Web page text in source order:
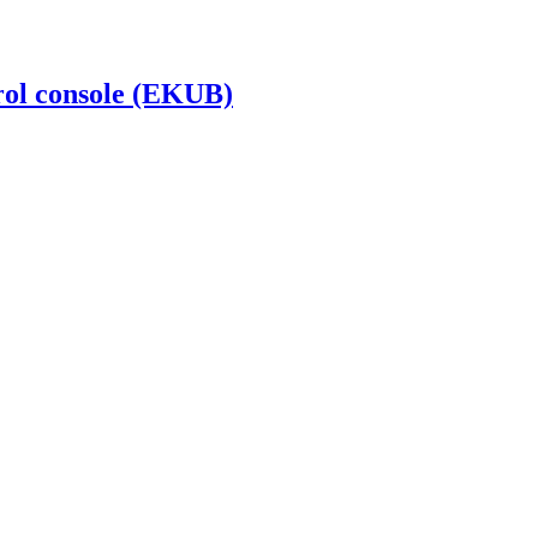
console (EKUB)